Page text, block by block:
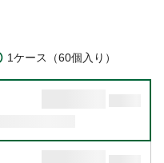
1ケース（60個入り）